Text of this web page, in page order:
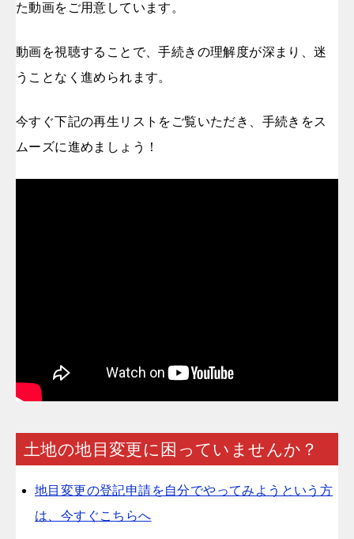
た動画をご用意しています。
動画を視聴することで、手続きの理解度が深まり、迷
うことなく進められます。
今すぐ下記の再生リストをご覧いただき、手続きをス
ムーズに進めましょう！
土地の地目変更に困っていませんか？
地目変更の登記申請を自分でやってみようという方
は、今すぐこちらへ